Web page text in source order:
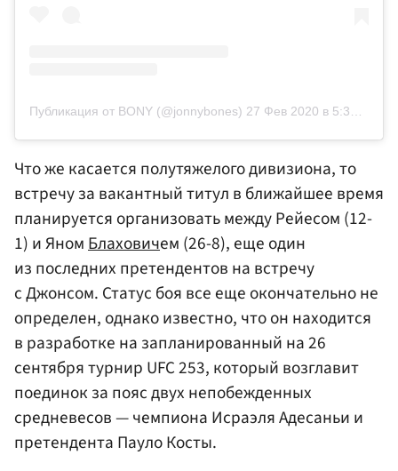
Публикация от BONY (@jonnybones) 27 Фев 2020 в 5:37 PST
Что же касается полутяжелого дивизиона, то
встречу за вакантный титул в ближайшее время
планируется организовать между Рейесом (12-
1) и ЯномБлаховичем (26-8), еще один
из последних претендентов на встречу
с Джонсом. Статус боя все еще окончательно не
определен, однако известно, что он находится
в разработке на запланированный на 26
сентября турнир UFC 253, который возглавит
поединок за пояс двух непобежденных
средневесов — чемпиона Исраэля Адесаньи и
претендента Пауло Косты.